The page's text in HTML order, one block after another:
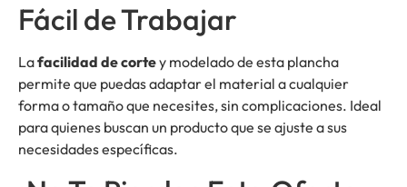
Fácil de Trabajar
Lafacilidad de cortey modelado de esta plancha
permite que puedas adaptar el material a cualquier
forma o tamaño que necesites, sin complicaciones. Ideal
para quienes buscan un producto que se ajuste a sus
necesidades específicas.